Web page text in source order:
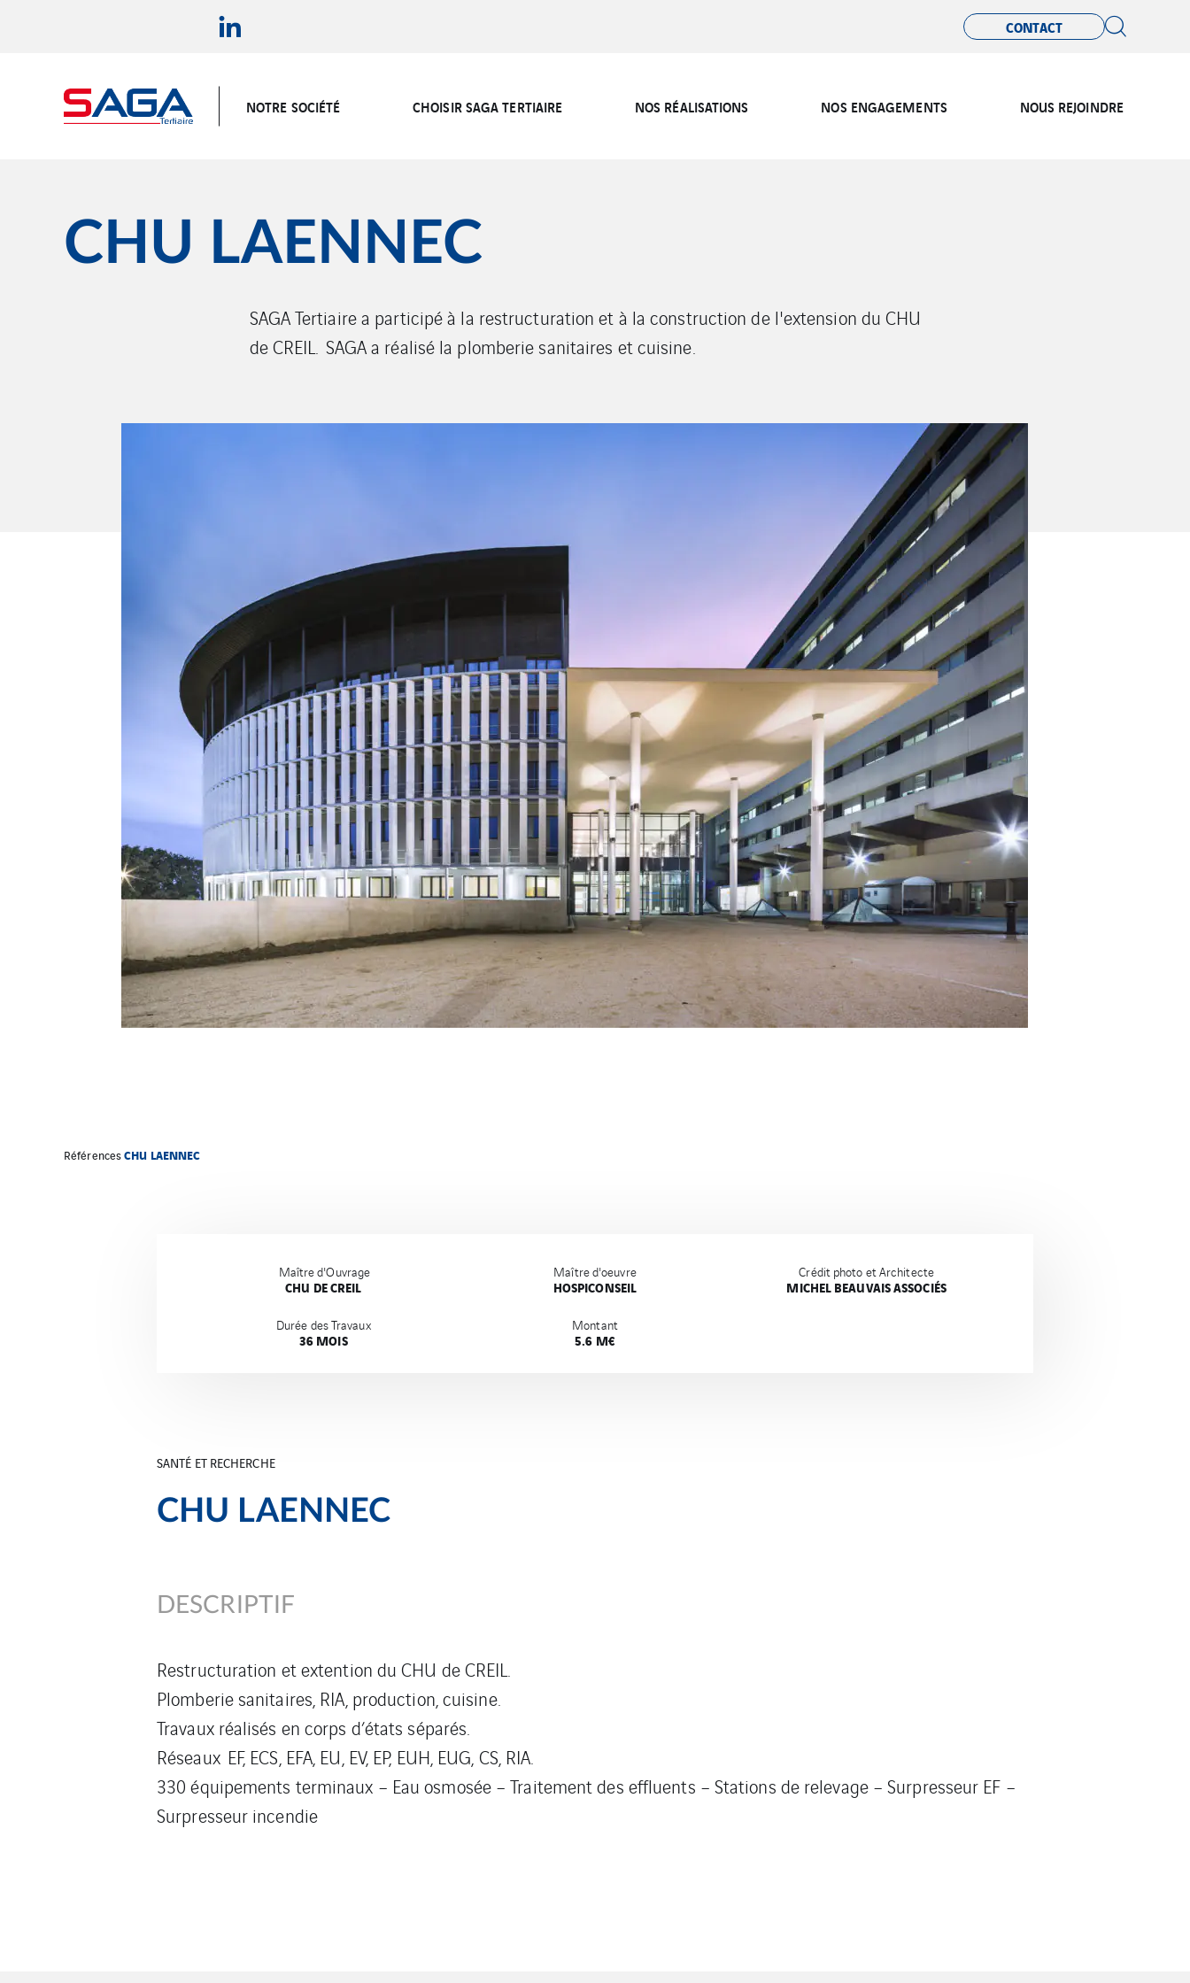
CONTACT
NOTRE SOCIÉTÉ CHOISIR SAGA TERTIAIRE NOS RÉALISATIONS NOS ENGAGEMENTS NOUS REJOINDRE
CHU LAENNEC
SAGA Tertiaire a participé à la restructuration et à la construction de l'extension du CHU
de CREIL. SAGA a réalisé la plomberie sanitaires et cuisine.
RéférencesCHU LAENNEC
Maître d'Ouvrage
CHU DE CREIL
Maître d'oeuvre
HOSPICONSEIL
Crédit photo et Architecte
MICHEL BEAUVAIS ASSOCIÉS
Durée des Travaux
36 MOIS
Montant
5.6 M€
SANTÉ ET RECHERCHE
CHU LAENNEC
DESCRIPTIF
Restructuration et extention du CHU de CREIL.
Plomberie sanitaires, RIA, production, cuisine.
Travaux réalisés en corps d’états séparés.
Réseaux EF, ECS, EFA, EU, EV, EP, EUH, EUG, CS, RIA.
330 équipements terminaux – Eau osmosée – Traitement des effluents – Stations de relevage – Surpresseur EF –
Surpresseur incendie